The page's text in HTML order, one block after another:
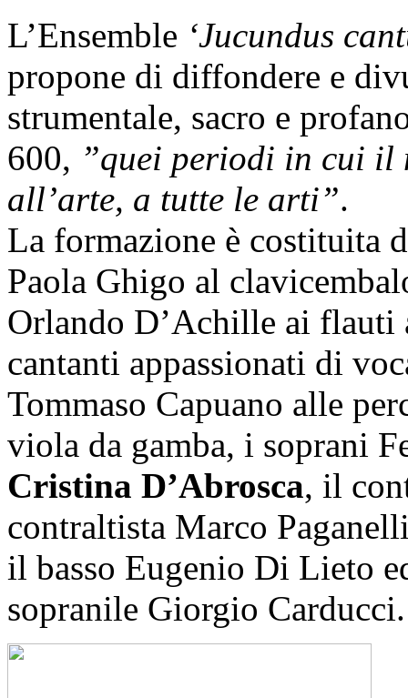
L’Ensemble ‘Jucundus
propone di diffondere e
strumentale, sacro e
600, ”quei periodi in cui il
all’arte, a tutte le arti”.
La formazione è costituita
Paola Ghigo al
Orlando D’Achille ai flauti
cantanti appassionati di
Tommaso Capuano alle
viola da gamba, i soprani
Cristina D’Abrosca, il
contraltista Marco
il basso Eugenio Di Lieto
sopranile Giorgio Carducci.